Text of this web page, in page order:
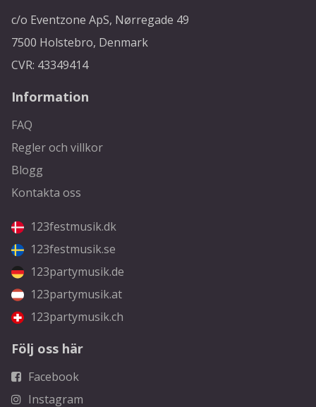
c/o Eventzone ApS, Nørregade 49
7500 Holstebro, Denmark
CVR: 43349414
Information
FAQ
Regler och villkor
Blogg
Kontakta oss
123festmusik.dk
123festmusik.se
123partymusik.de
123partymusik.at
123partymusik.ch
Följ oss här
Facebook
Instagram